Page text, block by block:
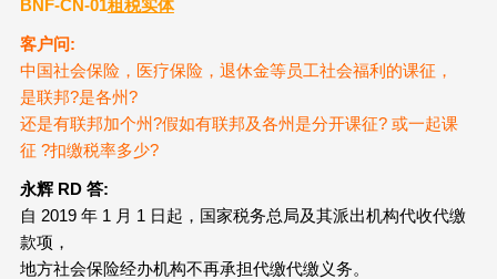
BNF-CN-01租税实体
客户问:
中国社会保险，医疗保险，退休金等员工社会福利的课征，
是联邦?是各州?
还是有联邦加个州?假如有联邦及各州是分开课征? 或一起课
征 ?扣缴税率多少?
永辉 RD 答:
自 2019 年 1 月 1 日起，国家税务总局及其派出机构代收代缴
款项，
地方社会保险经办机构不再承担代缴代缴义务。